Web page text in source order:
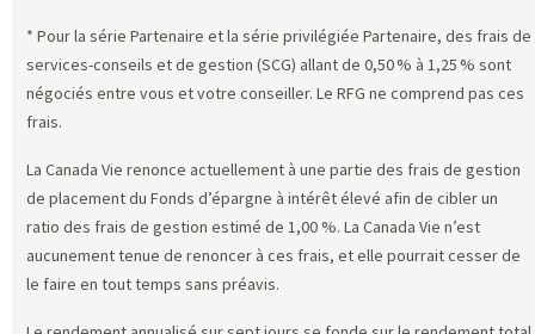
* Pour la série Partenaire et la série privilégiée Partenaire, des frais de
services-conseils et de gestion (SCG) allant de 0,50 % à 1,25 % sont
négociés entre vous et votre conseiller. Le RFG ne comprend pas ces
frais.
La Canada Vie renonce actuellement à une partie des frais de gestion
de placement du Fonds d’épargne à intérêt élevé afin de cibler un
ratio des frais de gestion estimé de 1,00 %. La Canada Vie n’est
aucunement tenue de renoncer à ces frais, et elle pourrait cesser de
le faire en tout temps sans préavis.